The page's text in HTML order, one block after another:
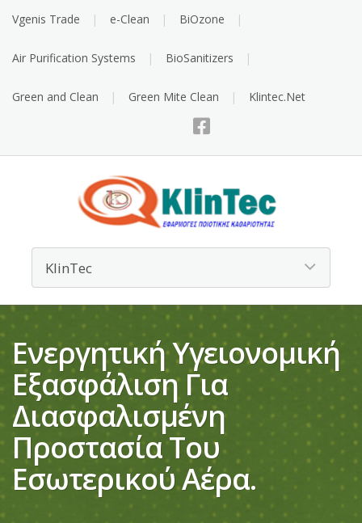
Vgenis Trade e-Clean BiOzone
Air Purification Systems BioSanitizers
Green and Clean Green Mite Clean Klintec.Net
Ενεργητική Υγειονομική
Εξασφάλιση Για
Διασφαλισμένη
Προστασία Του
Εσωτερικού Αέρα.